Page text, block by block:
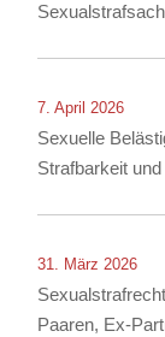
7. April 2026
Sexuelle
Strafbarkeit
31. März 2026
Paaren, Ex-